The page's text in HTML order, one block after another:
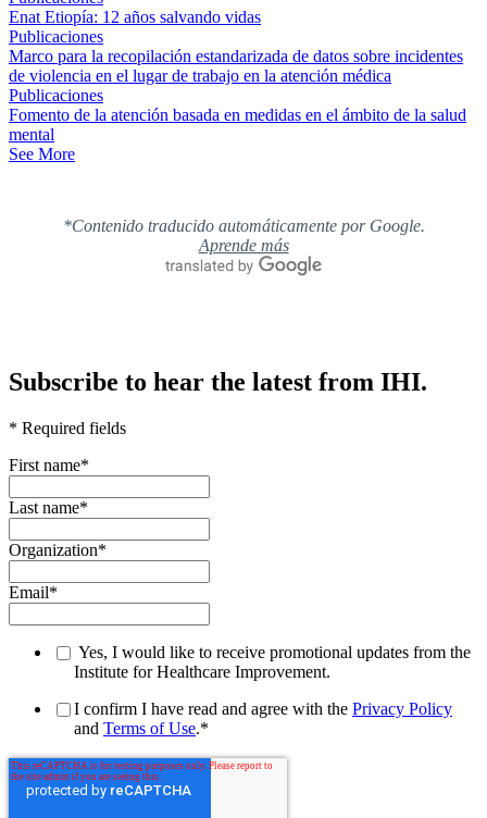
Enat Etiopía: 12 años salvando vidas
Publicaciones
Marco para la recopilación estandarizada de datos sobre incidentes
de violencia en el lugar de trabajo en la atención médica
Publicaciones
Fomento de la atención basada en medidas en el ámbito de la salud
mental
See More
*Contenido traducido automáticamente por Google.
Aprende más
Subscribe to hear the latest from IHI.
* Required fields
First name*
Last name*
Organization*
Email*
Yes, I would like to receive promotional updates from the
Institute for Healthcare Improvement.
I confirm I have read and agree with the Privacy Policy
and Terms of Use.*